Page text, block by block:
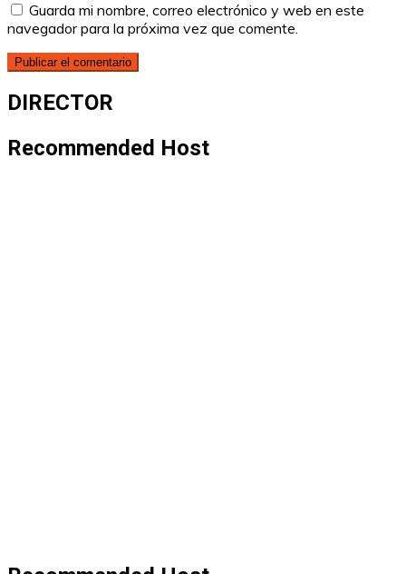
Guarda mi nombre, correo electrónico y web en este
navegador para la próxima vez que comente.
DIRECTOR
Recommended Host